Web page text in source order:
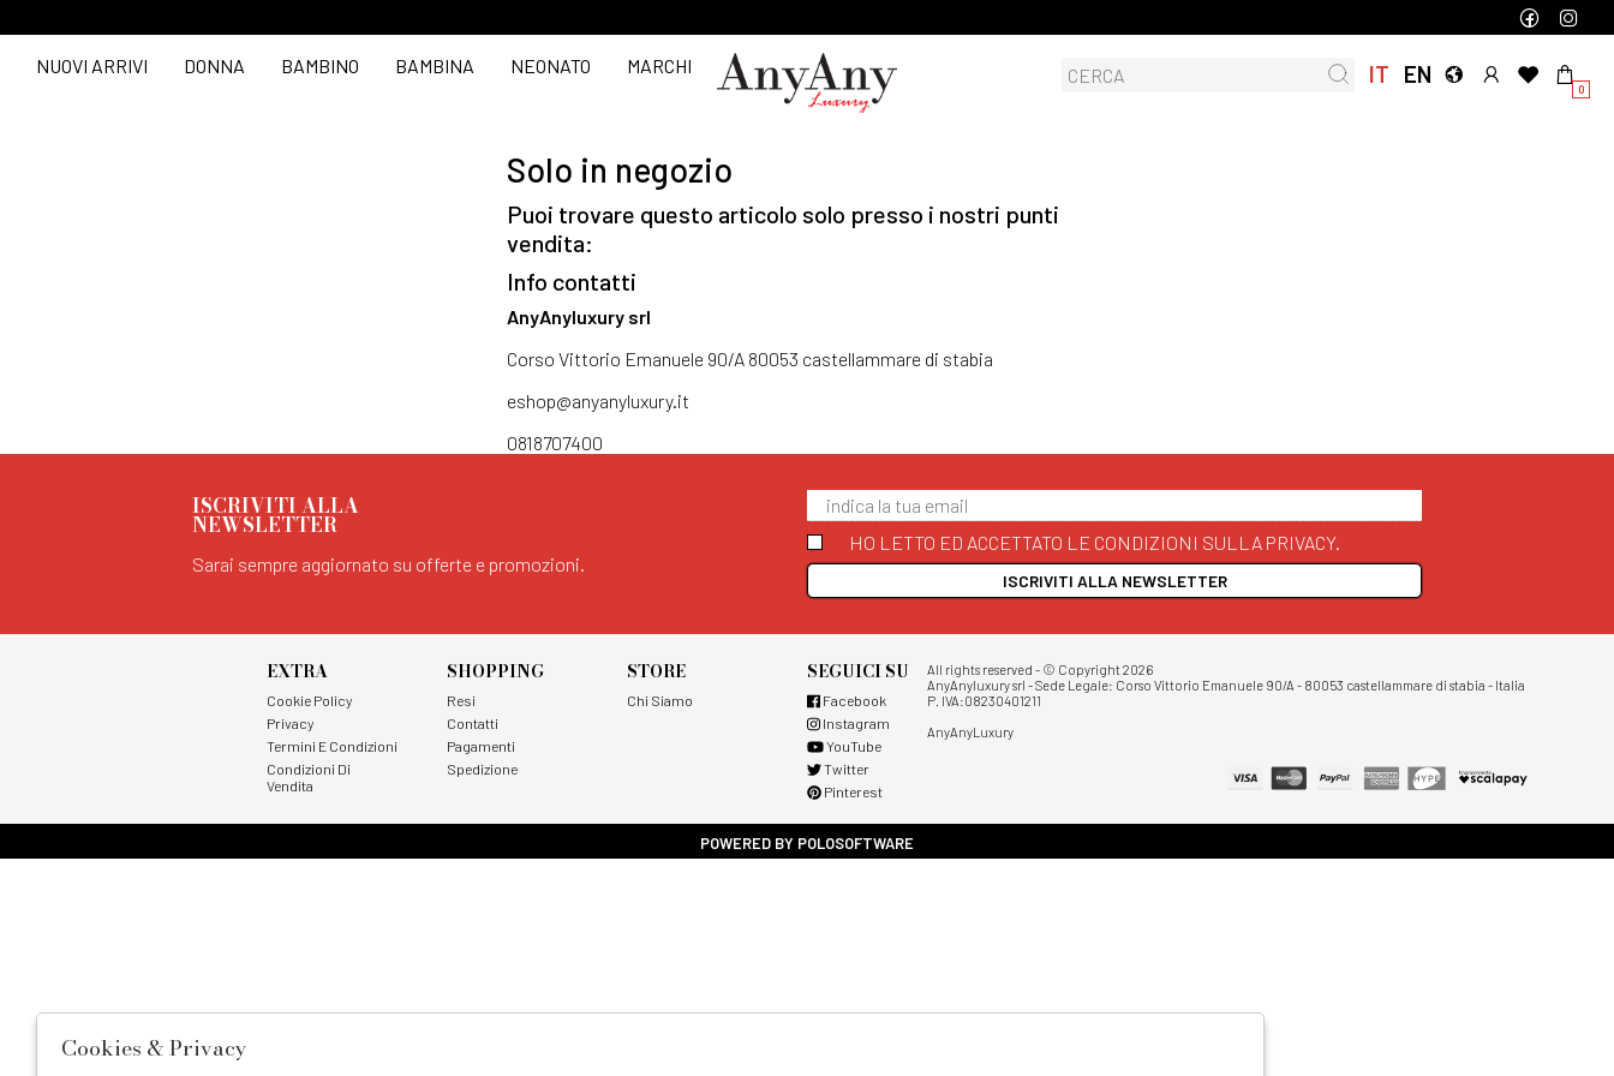
IT EN
0
NUOVI ARRIVI DONNA BAMBINO BAMBINA NEONATO MARCHI
Solo in negozio
Puoi trovare questo articolo solo presso i nostri punti
vendita:
Info contatti
AnyAnyluxury srl
Corso Vittorio Emanuele 90/A 80053 castellammare di stabia
eshop@anyanyluxury.it
0818707400
ISCRIVITI ALLA
NEWSLETTER
Sarai sempre aggiornato su offerte e promozioni.
HO LETTO ED ACCETTATO LE CONDIZIONI SULLA PRIVACY.
ISCRIVITI ALLA NEWSLETTER
EXTRA
Cookie Policy
Privacy
Termini E Condizioni
Condizioni Di
Vendita
SHOPPING
Resi
Contatti
Pagamenti
Spedizione
STORE
Chi Siamo
SEGUICI SU
Facebook
Instagram
YouTube
Twitter
Pinterest
All rights reserved - © Copyright 2026
AnyAnyluxury srl - Sede Legale: Corso Vittorio Emanuele 90/A - 80053 castellammare di stabia - Italia
P. IVA:08230401211
AnyAnyLuxury
POWERED BY POLOSOFTWARE
Cookies & Privacy